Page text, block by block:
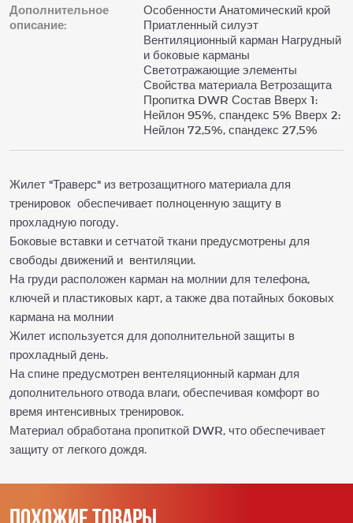
Дополнительное
описание:
Особенности Анатомический крой
Приатленный силуэт
Вентиляционный карман Нагрудный
и боковые карманы
Светотражающие элементы
Свойства материала Ветрозащита
Пропитка DWR Состав Вверх 1:
Нейлон 95%, спандекс 5% Вверх 2:
Нейлон 72,5%, спандекс 27,5%
Жилет "Траверс" из ветрозащитного материала для
тренировок обеспечивает полноценную защиту в
прохладную погоду.
Боковые вставки и сетчатой ткани предусмотрены для
свободы движений и вентиляции.
На груди расположен карман на молнии для телефона,
ключей и пластиковых карт, а также два потайных боковых
кармана на молнии
Жилет используется для дополнительной защиты в
прохладный день.
На спине предусмотрен вентеляционный карман для
дополнительного отвода влаги, обеспечивая комфорт во
время интенсивных тренировок.
Материал обработана пропиткой DWR, что обеспечивает
защиту от легкого дождя.